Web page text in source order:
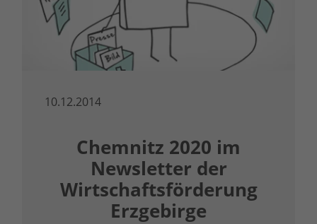
10.12.2014
Chemnitz 2020 im
Newsletter der
Wirtschaftsförderung
Erzgebirge